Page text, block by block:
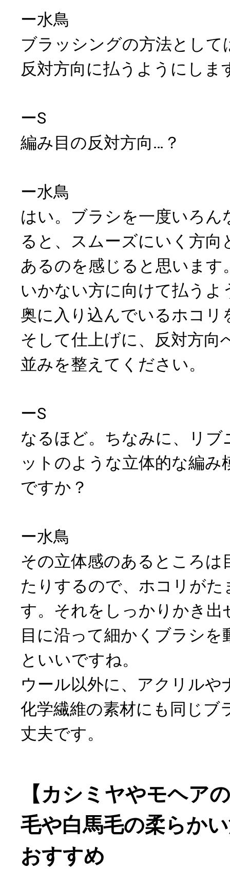
ー水鳥
ブラッシングの方法として
反対方向に払うようにしま
ーS
編み目の反対方向…？
ー水鳥
はい。ブラシを一度いろん
ると、スムーズにいく方向
あるのを感じると思います
いかない方に向けて払うよ
奥に入り込んでいるホコリ
そして仕上げに、反対方向
並みを整えてください。
ーS
なるほど。ちなみに、リ
ットのような立体的な編み
ですか？
ー水鳥
その立体感のあるところは
たりするので、ホコリが
す。それをしっかりかき出
目に沿って細かくブラシ
といいですね。
ウール以外に、アクリルや
化学繊維の素材にも同じブ
丈夫です。
【カシミヤやモヘア
毛や白馬毛の柔らか
おすすめ